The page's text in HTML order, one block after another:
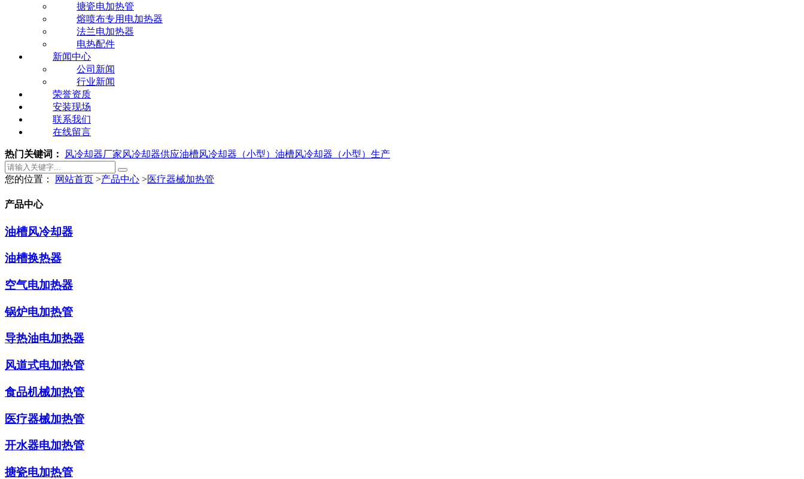
搪瓷电加热管
熔喷布专用电加热器
法兰电加热器
电热配件
新闻中心
公司新闻
行业新闻
荣誉资质
安装现场
联系我们
在线留言
热门关键词： 风冷却器厂家风冷却器供应油槽风冷却器（小型） 油槽风冷却器（小型）生产
您的位置： 网站首页 >产品中心 >医疗器械加热管
产品中心
油槽风冷却器
油槽换热器
空气电加热器
锅炉电加热管
导热油电加热器
风道式电加热管
食品机械加热管
医疗器械加热管
开水器电加热管
搪瓷电加热管